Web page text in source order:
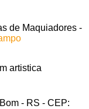
de Maquiadores -
artistica
- RS - CEP: